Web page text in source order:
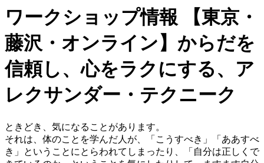
ワークショップ情報
【東京・
藤沢・オンライン】からだを
信頼し、心をラクにする、ア
レクサンダー・テクニーク
ときどき、気になることがあります。
それは、体のことを学んだ人が、「こうすべき」「ああすべ
き」ということにとらわれてしまったり、「自分は正しくで